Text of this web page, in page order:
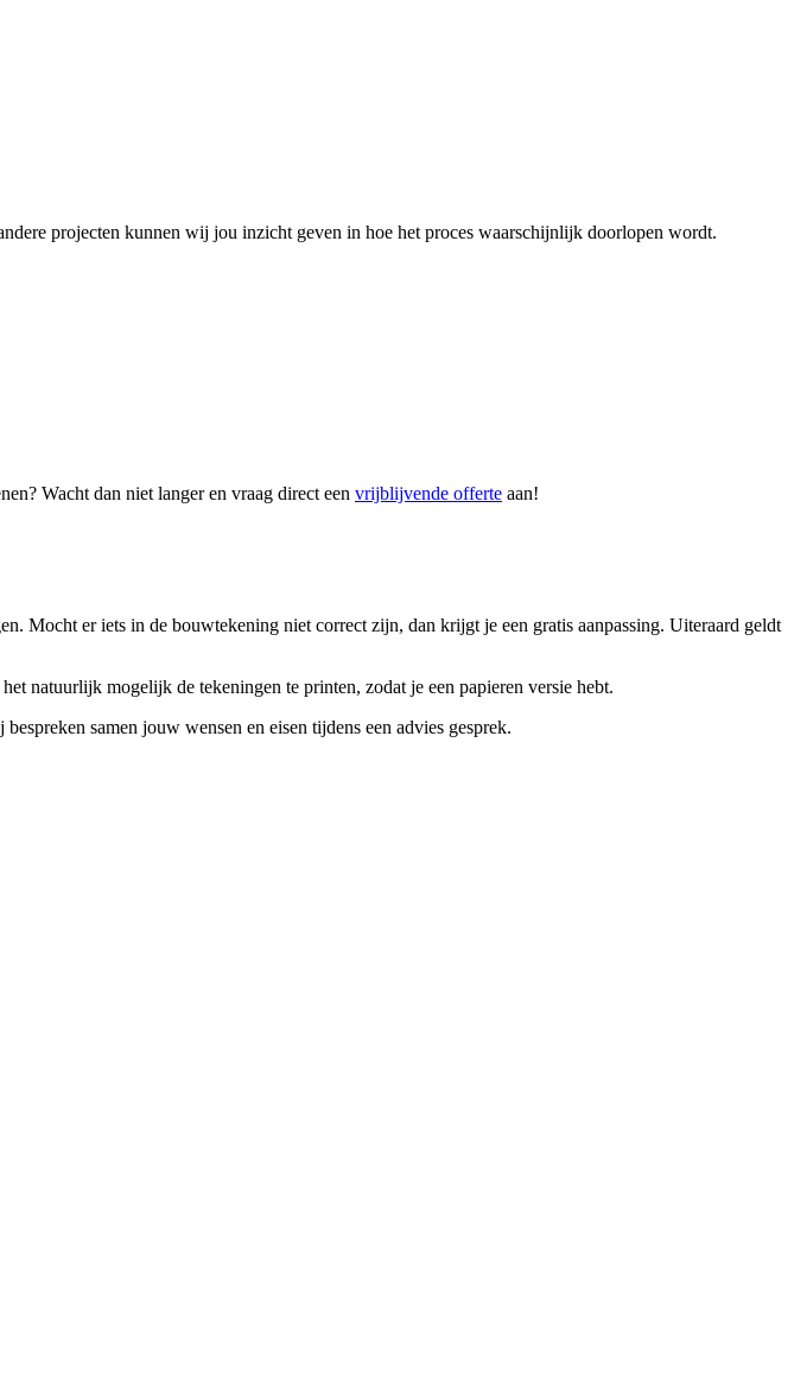
projecten kunnen wij jou inzicht geven in hoe het proces waarschijnlijk doorlopen wordt.
Wacht dan niet langer en vraag direct een vrijblijvende offerte aan!
Mocht er iets in de bouwtekening niet correct zijn, dan krijgt je een gratis aanpassing. Uiteraard geldt
natuurlijk mogelijk de tekeningen te printen, zodat je een papieren versie hebt.
samen jouw wensen en eisen tijdens een advies gesprek.